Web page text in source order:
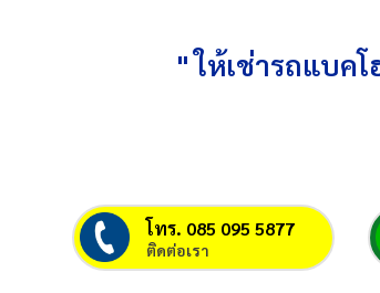
" ให้เช่ารถแบค
โทร. 085 095 5877
ติดต่อเรา